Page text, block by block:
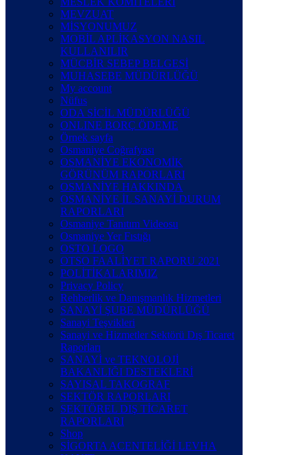
MEVZUAT
MİSYONUMUZ
MOBİL APLİKASYON NASIL
KULLANILIR
MÜCBİR SEBEP BELGESİ
MUHASEBE MÜDÜRLÜĞÜ
My account
Nüfus
ODA SİCİL MÜDÜRLÜĞÜ
ONLINE BORÇ ÖDEME
Örnek sayfa
Osmaniye Coğrafyası
OSMANİYE EKONOMİK
GÖRÜNÜM RAPORLARI
OSMANİYE HAKKINDA
OSMANİYE İL SANAYİ DURUM
RAPORLARI
Osmaniye Tanıtım Videosu
Osmaniye Yer Fıstığı
OSTO LOGO
OTSO FAALİYET RAPORU 2021
POLİTİKALARIMIZ
Privacy Policy
Rehberlik ve Danışmanlık Hizmetleri
SANAYİ ŞUBE MÜDÜRLÜĞÜ
Sanayi Teşvikleri
Sanayi ve Hizmetler Sektörü Dış Ticaret
Raporları
SANAYİ ve TEKNOLOJİ
BAKANLIĞI DESTEKLERİ
SAYISAL TAKOGRAF
SEKTÖR RAPORLARI
SEKTÖREL DIŞ TİCARET
RAPORLARI
Shop
SİGORTA ACENTELİĞİ LEVHA